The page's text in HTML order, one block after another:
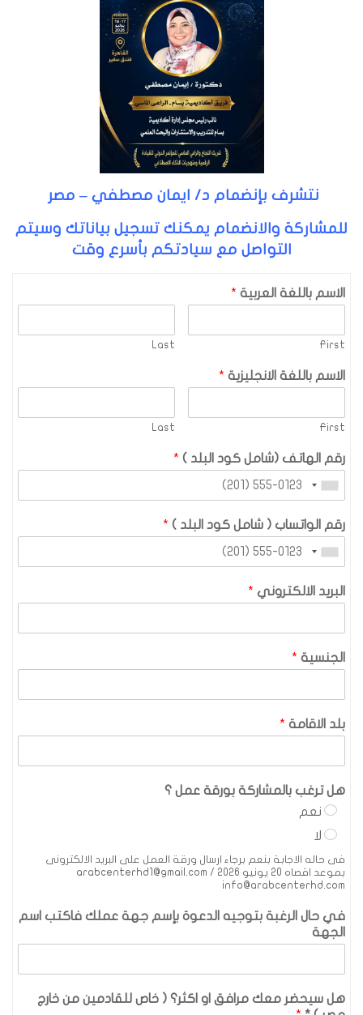
نتشرف بإنضمام د/ ايمان مصطفي – مصر
للمشاركة والانضمام يمكنك تسجيل بياناتك وسيتم
التواصل مع سيادتكم بأسرع وقت
الاسم باللغة العربية *
First
Last
الاسم باللغة الانجليزية *
First
Last
رقم الهاتف (شامل كود البلد ) *
رقم الواتساب ( شامل كود البلد ) *
البريد الالكتروني *
الجنسية *
بلد الاقامة *
هل ترغب بالمشاركة بورقة عمل ؟
نعم
لا
فى حاله الاجابة بنعم برجاء ارسال ورقة العمل على البريد الالكترونى
بموعد اقصاه 20 يونيو 2026 arabcenterhd1@gmail.com /
info@arabcenterhd.com
في حال الرغبة بتوجيه الدعوة بإسم جهة عملك فاكتب اسم
الجهة
هل سيحضر معك مرافق او اكثر؟ ( خاص للقادمين من خارج